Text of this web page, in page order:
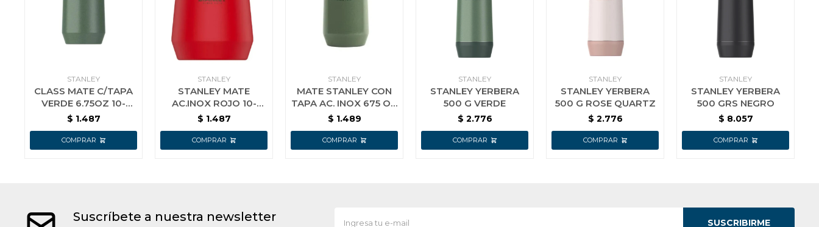
STANLEY
CLASS MATE C/TAPA
VERDE 6.75OZ 10-
12874-033
$ 1.487
STANLEY
STANLEY MATE
AC.INOX ROJO 10-
09628-032
$ 1.487
STANLEY
MATE STANLEY CON
TAPA AC. INOX 675 OZ
PINE
$ 1.489
STANLEY
STANLEY YERBERA
500 G VERDE
$ 2.776
STANLEY
STANLEY YERBERA
500 G ROSE QUARTZ
$ 2.776
STANLEY
STANLEY YERBERA
500 GRS NEGRO
$ 8.057
Suscríbete a nuestra newsletter SUSCRIBIRME